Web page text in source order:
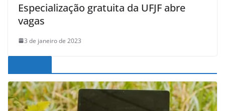
Especialização gratuita da UFJF abre
vagas
3 de janeiro de 2023